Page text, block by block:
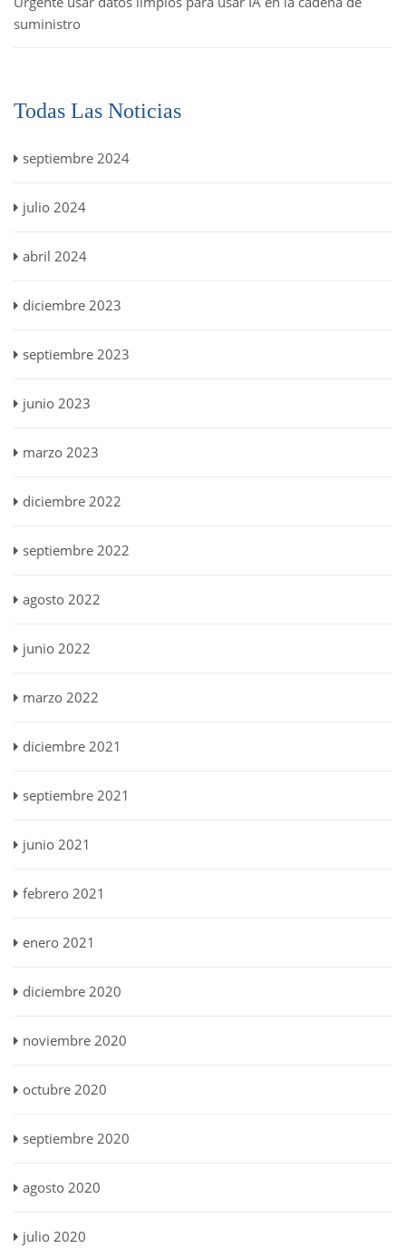
suministro
Todas Las Noticias
septiembre 2024
julio 2024
abril 2024
diciembre 2023
septiembre 2023
junio 2023
marzo 2023
diciembre 2022
septiembre 2022
agosto 2022
junio 2022
marzo 2022
diciembre 2021
septiembre 2021
junio 2021
febrero 2021
enero 2021
diciembre 2020
noviembre 2020
octubre 2020
septiembre 2020
agosto 2020
julio 2020